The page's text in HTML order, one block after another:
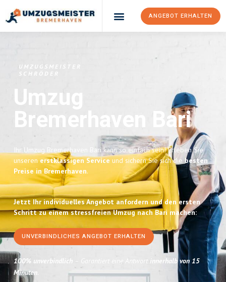
ANGEBOT ERHALTEN
UMZUGSMEISTER
SCHRÖDER
Umzug
Bremerhaven Bari
Ihr Umzug Bremerhaven Bari kann so einfach sein! Erleben Sie
unserenerstklassigen Serviceund sichern Sie sich diebesten
Preise in Bremerhaven.
Jetzt Ihr individuelles Angebot anfordern und den ersten
Schritt zu einem stressfreien Umzug nach Bari machen:
UNVERBINDLICHES ANGEBOT ERHALTEN
100% unverbindlich – Garantiert eine Antwort innerhalb von 15
Minuten.